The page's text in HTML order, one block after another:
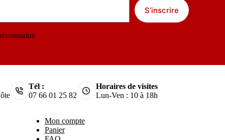
S’inscrire
Tél :
07 66 01 25 82
Horaires de visites
Lun-Ven : 10 à 18h
Mon compte
Panier